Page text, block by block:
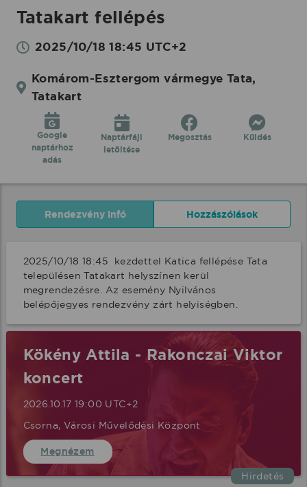
Tatakart fellépés
2025/10/18 18:45 UTC+2
Komárom-Esztergom vármegye Tata,
Tatakart
Google
naptárhoz
adás
Naptárfájl
letöltése
Megosztás Küldés
Rendezvény infó Hozzászólások
2025/10/18 18:45  kezdettel Katica fellépése Tata
településen Tatakart helyszínen kerül
megrendezésre. Az esemény Nyilvános
belépőjegyes rendezvény zárt helyiségben.
Hirdetés
Kökény Attila - Rakonczai Viktor
koncert
2026.10.17 19:00 UTC+2
Csorna, Városi Művelődési Központ
Megnézem